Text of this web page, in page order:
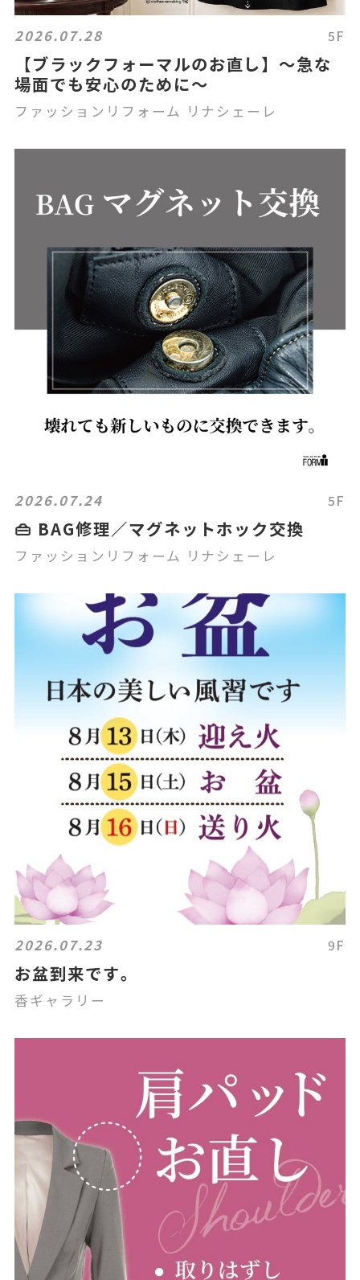
2026.07.28 5F
【ブラックフォーマルのお直し】～急な
場面でも安心のために～
ファッションリフォーム リナシェーレ
2026.07.24 5F
👜 BAG修理／マグネットホック交換
ファッションリフォーム リナシェーレ
2026.07.23 9F
お盆到来です｡
香ギャラリー